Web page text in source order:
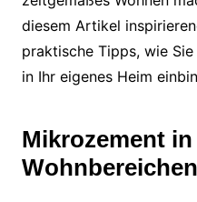
diesem Artikel
praktische Tipps, wie
in Ihr eigenes Heim
Mikrozement